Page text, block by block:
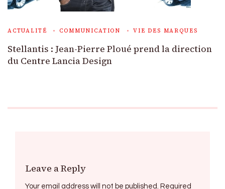
ACTUALITÉ COMMUNICATION VIE DES MARQUES
Stellantis : Jean-Pierre Ploué prend la direction
du Centre Lancia Design
Leave a Reply
Your email address will not be published. Required